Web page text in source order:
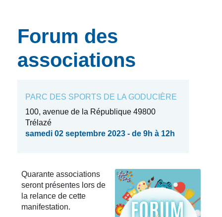
Forum des
associations
PARC DES SPORTS DE LA GODUCIÈRE
100, avenue de la République 49800
Trélazé
samedi 02 septembre 2023 - de 9h à 12h
Quarante associations
seront présentes lors de
la relance de cette
manifestation.